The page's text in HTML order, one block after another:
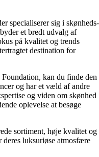
specialiserer sig i skønheds-
et bredt udvalg af
på kvalitet og trends
destination for
kan du finde den
og har et væld af andre
og viden om skønhed
oplevelse at besøge
sortiment, høje kvalitet og
luksuriøse atmosfære